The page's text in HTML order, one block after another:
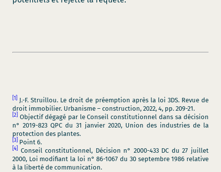
[1]
J.-F. Struillou. Le droit de préemption après la loi 3DS. Revue de
droit immobilier. Urbanisme – construction, 2022, 4, pp. 209-21.
[2] Objectif dégagé par le Conseil constitutionnel dans sa décision
n° 2019-823 QPC du 31 janvier 2020, Union des industries de la
protection des plantes.
[3] Point 6.
[4]
Conseil constitutionnel, Décision n° 2000-433 DC du 27 juillet
2000, Loi modifiant la loi n° 86-1067 du 30 septembre 1986 relative
à la liberté de communication.